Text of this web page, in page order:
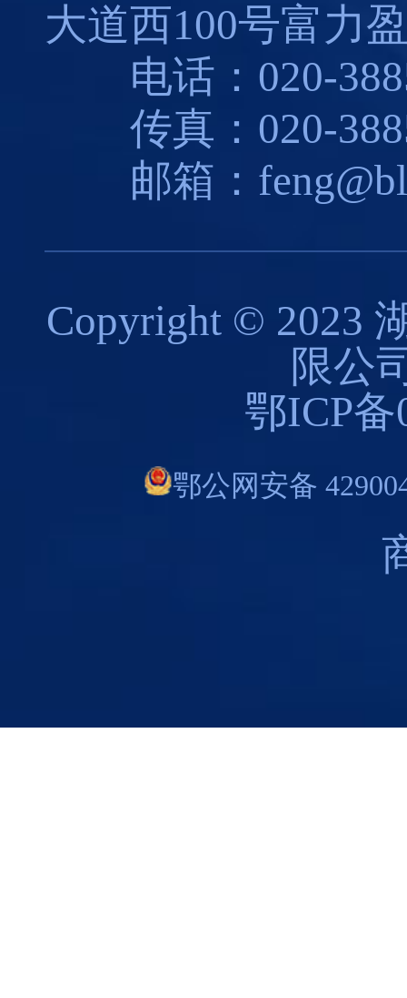
大道西100号富力
电话：020-
传真：020-
邮箱：
Copyright © 2023
限公
鄂ICP备
鄂公网安备